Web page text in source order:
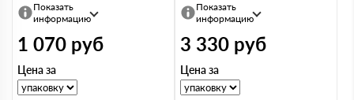
Показать
информацию
1 070 руб
Цена за
Показать
информацию
3 330 руб
Цена за